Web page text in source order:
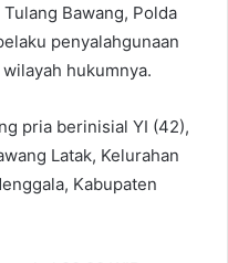
Bawang, Polda
penyalahgunaan
hukumnya.
pria berinisial YI (42),
Latak, Kelurahan
Kabupaten